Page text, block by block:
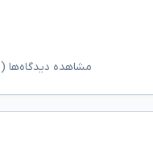
مشاهده دیدگاه‌ها (